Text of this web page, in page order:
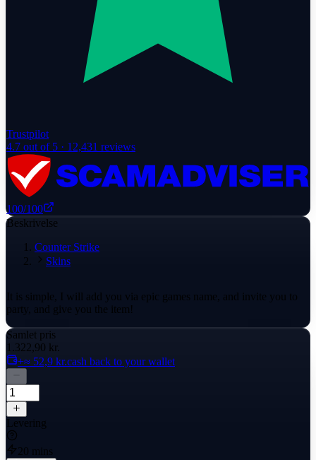
Trustpilot
4.7 out of 5 · 12,431 reviews
100/100
Beskrivelse
Counter Strike
Skins
It is simple, I will add you via epic games name, and invite you to
party, and give you the item!
Samlet pris
1.322,90 kr.
+≈ 52,9 kr.cash back to your wallet
Levering
20 mins